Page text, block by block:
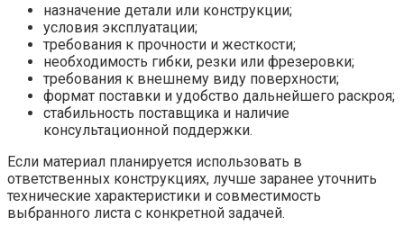
назначение детали или конструкции;
условия эксплуатации;
требования к прочности и жесткости;
необходимость гибки, резки или фрезеровки;
требования к внешнему виду поверхности;
формат поставки и удобство дальнейшего раскроя;
стабильность поставщика и наличие
консультационной поддержки.
Если материал планируется использовать в
ответственных конструкциях, лучше заранее уточнить
технические характеристики и совместимость
выбранного листа с конкретной задачей.